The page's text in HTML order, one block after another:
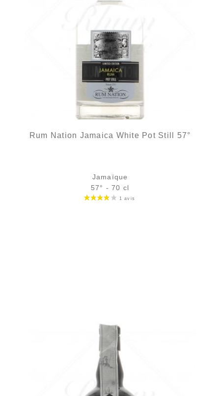
Rum Nation Jamaica White Pot Still 57°
Jamaïque
57° - 70 cl